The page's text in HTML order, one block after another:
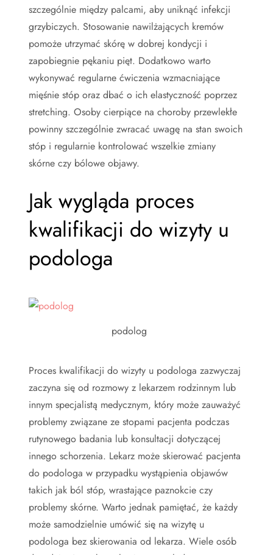
szczególnie między palcami, aby uniknąć infekcji
grzybiczych. Stosowanie nawilżających kremów
pomoże utrzymać skórę w dobrej kondycji i
zapobiegnie pękaniu pięt. Dodatkowo warto
wykonywać regularne ćwiczenia wzmacniające
mięśnie stóp oraz dbać o ich elastyczność poprzez
stretching. Osoby cierpiące na choroby przewlekłe
powinny szczególnie zwracać uwagę na stan swoich
stóp i regularnie kontrolować wszelkie zmiany
skórne czy bólowe objawy.
Jak wygląda proces
kwalifikacji do wizyty u
podologa
podolog
Proces kwalifikacji do wizyty u podologa zazwyczaj
zaczyna się od rozmowy z lekarzem rodzinnym lub
innym specjalistą medycznym, który może zauważyć
problemy związane ze stopami pacjenta podczas
rutynowego badania lub konsultacji dotyczącej
innego schorzenia. Lekarz może skierować pacjenta
do podologa w przypadku wystąpienia objawów
takich jak ból stóp, wrastające paznokcie czy
problemy skórne. Warto jednak pamiętać, że każdy
może samodzielnie umówić się na wizytę u
podologa bez skierowania od lekarza. Wiele osób